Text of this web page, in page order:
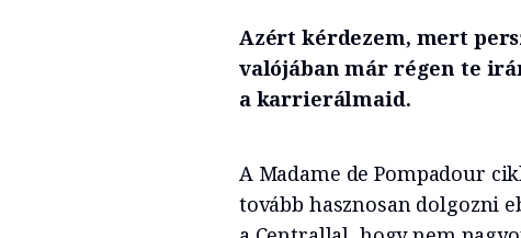
Azért kérdezem, mert
valójában már régen te
a karrierálmaid.
A Madame de Pompadour
tovább hasznosan dolgozni